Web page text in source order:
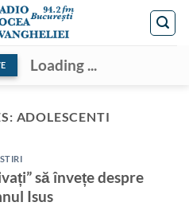
Loading ...
ADOLESCENTI
STIRI
să învețe despre
Isus